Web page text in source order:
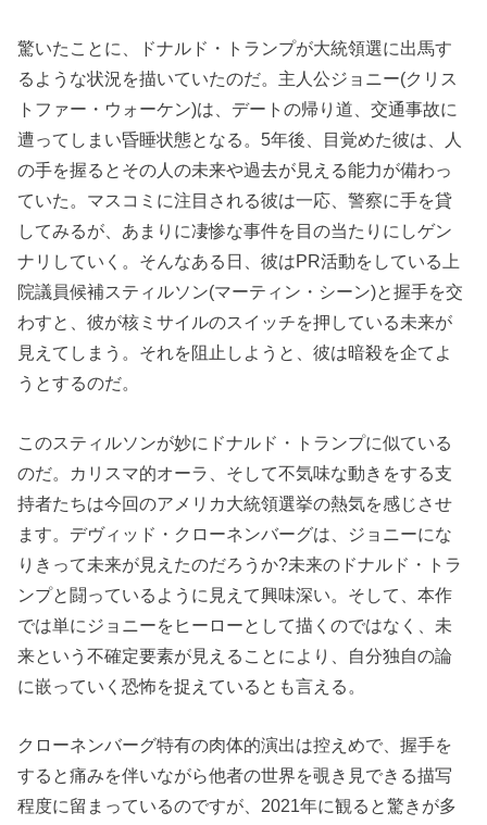
驚いたことに、ドナルド・トランプが大統領選に出馬す
るような状況を描いていたのだ。主人公ジョニー(クリス
トファー・ウォーケン)は、デートの帰り道、交通事故に
遭ってしまい昏睡状態となる。5年後、目覚めた彼は、人
の手を握るとその人の未来や過去が見える能力が備わっ
ていた。マスコミに注目される彼は一応、警察に手を貸
してみるが、あまりに凄惨な事件を目の当たりにしゲン
ナリしていく。そんなある日、彼はPR活動をしている上
院議員候補スティルソン(マーティン・シーン)と握手を交
わすと、彼が核ミサイルのスイッチを押している未来が
見えてしまう。それを阻止しようと、彼は暗殺を企てよ
うとするのだ。
このスティルソンが妙にドナルド・トランプに似ている
のだ。カリスマ的オーラ、そして不気味な動きをする支
持者たちは今回のアメリカ大統領選挙の熱気を感じさせ
ます。デヴィッド・クローネンバーグは、ジョニーにな
りきって未来が見えたのだろうか?未来のドナルド・トラ
ンプと闘っているように見えて興味深い。そして、本作
では単にジョニーをヒーローとして描くのではなく、未
来という不確定要素が見えることにより、自分独自の論
に嵌っていく恐怖を捉えているとも言える。
クローネンバーグ特有の肉体的演出は控えめで、握手を
すると痛みを伴いながら他者の世界を覗き見できる描写
程度に留まっているのですが、2021年に観ると驚きが多